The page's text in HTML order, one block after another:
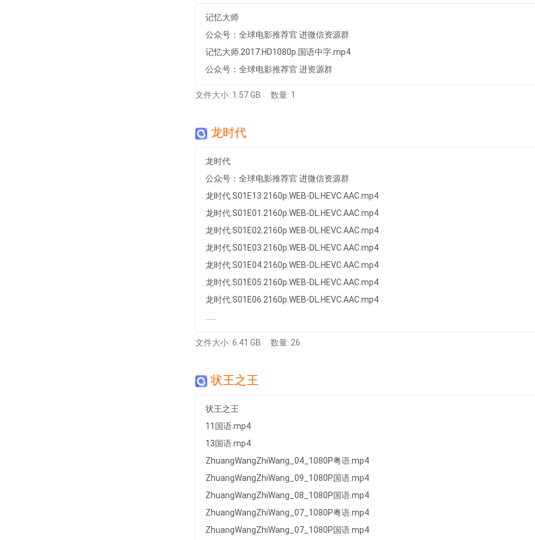
记忆大师
公众号：全球电影推荐官 进微信资源群
记忆大师.2017.HD1080p.国语中字.mp4
公众号：全球电影推荐官 进资源群
文件大小: 1.57 GB 数量: 1
龙时代
龙时代
公众号：全球电影推荐官 进微信资源群
龙时代.S01E13.2160p.WEB-DL.HEVC.AAC.mp4
龙时代.S01E01.2160p.WEB-DL.HEVC.AAC.mp4
龙时代.S01E02.2160p.WEB-DL.HEVC.AAC.mp4
龙时代.S01E03.2160p.WEB-DL.HEVC.AAC.mp4
龙时代.S01E04.2160p.WEB-DL.HEVC.AAC.mp4
龙时代.S01E05.2160p.WEB-DL.HEVC.AAC.mp4
龙时代.S01E06.2160p.WEB-DL.HEVC.AAC.mp4
文件大小: 6.41 GB 数量: 26
状王之王
状王之王
11国语.mp4
13国语.mp4
ZhuangWangZhiWang_04_1080P粤语.mp4
ZhuangWangZhiWang_09_1080P国语.mp4
ZhuangWangZhiWang_08_1080P国语.mp4
ZhuangWangZhiWang_07_1080P粤语.mp4
ZhuangWangZhiWang_07_1080P国语.mp4